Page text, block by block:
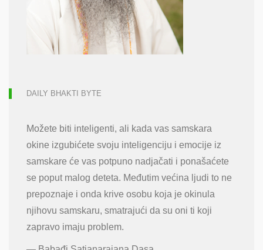
DAILY BHAKTI BYTE
Možete biti inteligenti, ali kada vas samskara
okine izgubićete svoju inteligenciju i emocije iz
samskare će vas potpuno nadjačati i ponašaćete
se poput malog deteta. Međutim većina ljudi to ne
prepoznaje i onda krive osobu koja je okinula
njihovu samskaru, smatrajući da su oni ti koji
zapravo imaju problem.